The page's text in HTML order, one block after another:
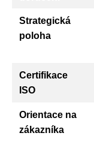
Strategická
poloha
Certifikace
ISO
Orientace na
zákazníka